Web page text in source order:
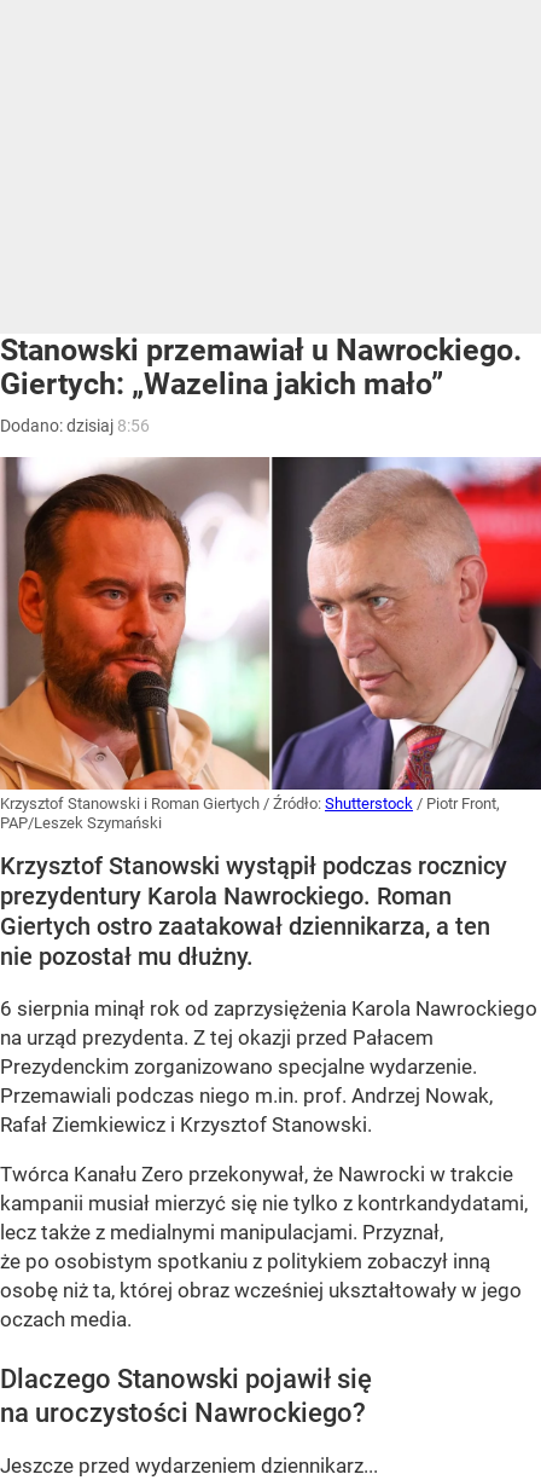
Stanowski przemawiał u Nawrockiego.
Giertych: „Wazelina jakich mało”
Dodano:dzisiaj 8:56
Krzysztof Stanowski i Roman Giertych / Źródło: Shutterstock / Piotr Front,
PAP/Leszek Szymański
Krzysztof Stanowski wystąpił podczas rocznicy
prezydentury Karola Nawrockiego. Roman
Giertych ostro zaatakował dziennikarza, a ten
nie pozostał mu dłużny.
6 sierpnia minął rok od zaprzysiężenia Karola Nawrockiego
na urząd prezydenta. Z tej okazji przed Pałacem
Prezydenckim zorganizowano specjalne wydarzenie.
Przemawiali podczas niego m.in. prof. Andrzej Nowak,
Rafał Ziemkiewicz i Krzysztof Stanowski.
Twórca Kanału Zero przekonywał, że Nawrocki w trakcie
kampanii musiał mierzyć się nie tylko z kontrkandydatami,
lecz także z medialnymi manipulacjami. Przyznał,
że po osobistym spotkaniu z politykiem zobaczył inną
osobę niż ta, której obraz wcześniej ukształtowały w jego
oczach media.
Dlaczego Stanowski pojawił się
na uroczystości Nawrockiego?
Jeszcze przed wydarzeniem dziennikarz...